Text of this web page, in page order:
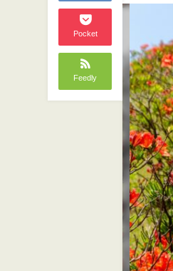
Pocket
Feedly